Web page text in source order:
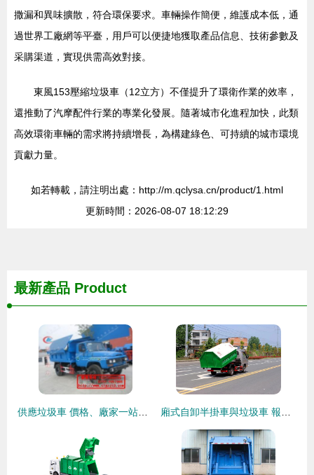
撒漏和異味擴散，符合環保要求。車輛操作簡便，維護成本低，通
過世界工廠網等平臺，用戶可以便捷地獲取產品信息、技術參數及
采購渠道，實現供需高效對接。
東風153壓縮垃圾車（12立方）不僅提升了環衛作業的效率，
還推動了汽摩配件行業的專業化發展。隨著城市化進程加快，此類
高效環衛車輛的需求將持續增長，為構建綠色、可持續的城市環境
貢獻力量。
如若轉載，請注明出處：http://m.qclysa.cn/product/1.html
更新時間：2026-08-07 18:12:29
最新產品 Product